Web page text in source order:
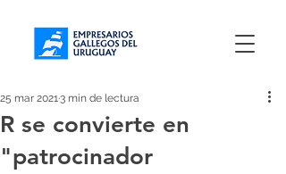
R se convierte en
"patrocinador
25 mar 20213 min de lectura